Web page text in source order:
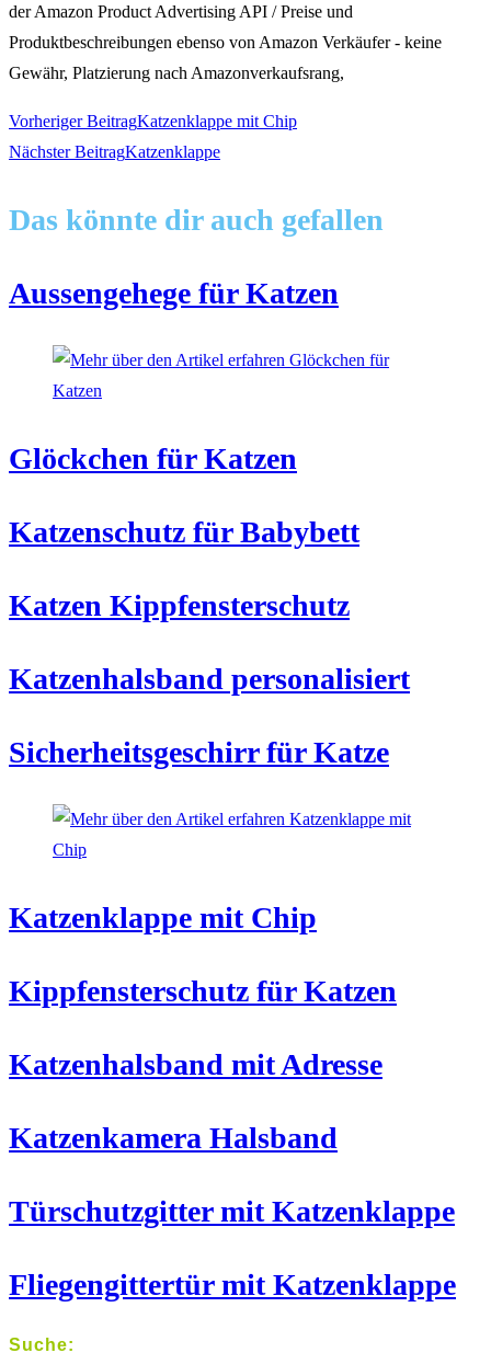
der Amazon Product Advertising API / Preise und
Produktbeschreibungen ebenso von Amazon Verkäufer - keine
Gewähr, Platzierung nach Amazonverkaufsrang,
Weitere
ansehen
Vorheriger BeitragKatzenklappe mit Chip
Nächster BeitragKatzenklappe
Das könnte dir auch gefallen
Aussengehege für Katzen
Glöckchen für Katzen
Katzenschutz für Babybett
Katzen Kippfensterschutz
Katzenhalsband personalisiert
Sicherheitsgeschirr für Katze
Katzenklappe mit Chip
Kippfensterschutz für Katzen
Katzenhalsband mit Adresse
Katzenkamera Halsband
Türschutzgitter mit Katzenklappe
Fliegengittertür mit Katzenklappe
Suche: